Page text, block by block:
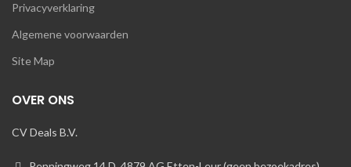
Privacyverklaring
Algemene voorwaarden
Site Map
OVER ONS
CV Deals B.V.